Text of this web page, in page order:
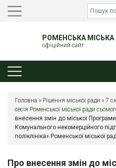
РОМЕНСЬКА МІСЬКА
офіційний сайт
Головна » Рішення міської ради » 7
сесія Роменської міської ради
внесення змін до міської
Комунального некомерційного
поліклініка» Роменської міської
Про внесення змін до